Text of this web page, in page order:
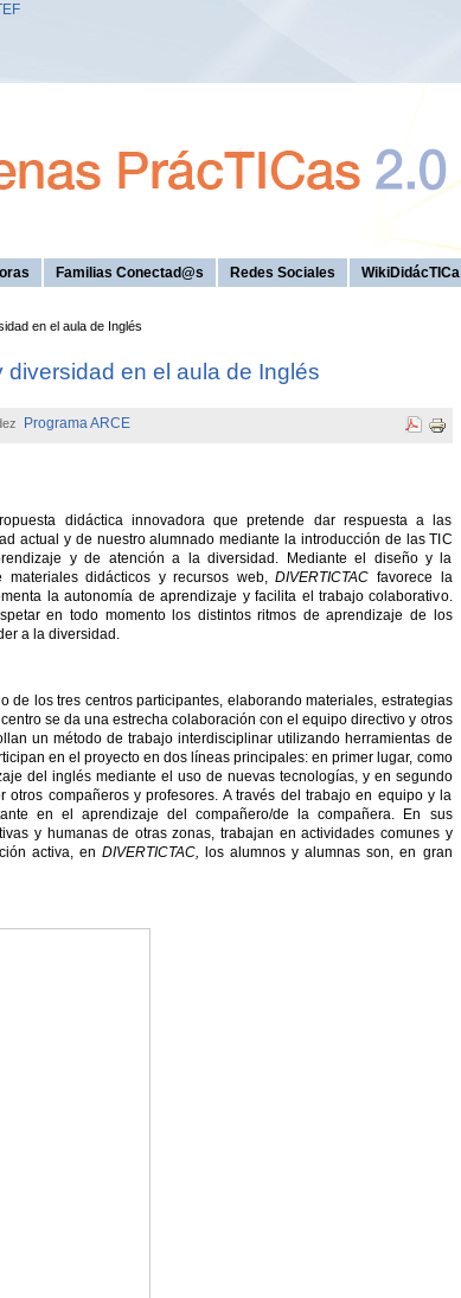
Familias Conectad@s Redes Sociales WikiDidácTICa
en el aula de Inglés
en el aula de Inglés
Programa ARCE
didáctica innovadora que pretende dar respuesta a las
actual y de nuestro alumnado mediante la introducción de las TIC
y de atención a la diversidad. Mediante el diseño y la
didácticos y recursos web,DIVERTICTAC favorece la
la autonomía de aprendizaje y facilita el trabajo colaborativo.
en todo momento los distintos ritmos de aprendizaje de los
a la diversidad.
de los tres centros participantes, elaborando materiales, estrategias
se da una estrecha colaboración con el equipo directivo y otros
un método de trabajo interdisciplinar utilizando herramientas de
en el proyecto en dos líneas principales: en primer lugar, como
del inglés mediante el uso de nuevas tecnologías, y en segundo
otros compañeros y profesores. A través del trabajo en equipo y la
en el aprendizaje del compañero/de la compañera. En sus
y humanas de otras zonas, trabajan en actividades comunes y
activa, enDIVERTICTAC, los alumnos y alumnas son, en gran